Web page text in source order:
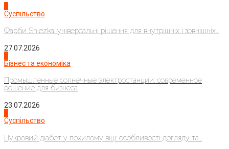
Суспільство
Фарби Sniezka: універсальні рішення для внутрішніх і зовнішніх...
27.07.2026
Бізнес та економіка
Промышленные солнечные электростанции: современное
решение для бизнеса
23.07.2026
Суспільство
Цукровий діабет у похилому віці: особливості догляду та...